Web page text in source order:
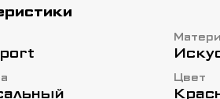
и защитить
рукопашного боя,
Цвет